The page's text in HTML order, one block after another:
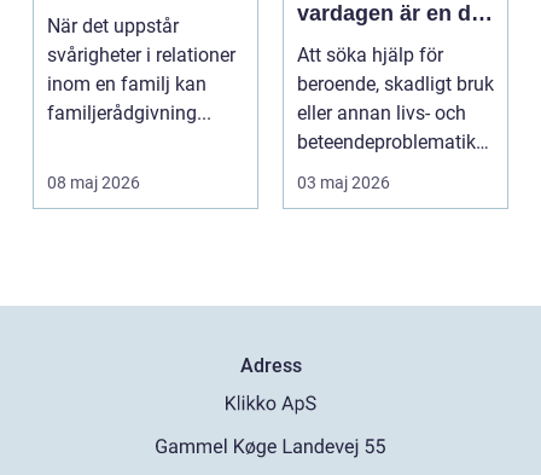
När det uppstår
svårigheter i relationer
inom en familj kan
familjerådgivning...
08 maj 2026
vardagen är en del
av behandlingen
Att söka hjälp för
beroende, skadligt bruk
eller annan livs- och
beteendeproblematik
är ett stort st...
03 maj 2026
Adress